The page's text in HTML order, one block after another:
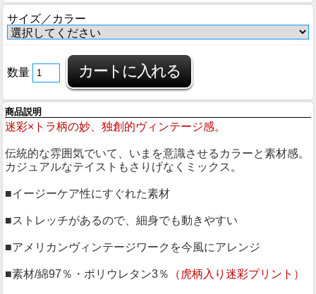
サイズ／カラー
数量
商品説明
迷彩×トラ柄の妙、独創的ヴィンテージ感。
伝統的な雰囲気でいて、いまを意識させるカラーと素材感。
カジュアルなテイストもさりげなくミックス。
■イージーケア性にすぐれた素材
■ストレッチがあるので、細身でも動きやすい
■アメリカンヴィンテージワークを今風にアレンジ
■素材/綿97％・ポリウレタン3％ （虎柄入り迷彩プリント）